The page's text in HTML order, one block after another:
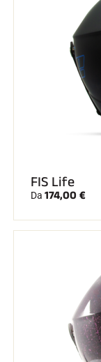
FIS Life
Da 174,00 €